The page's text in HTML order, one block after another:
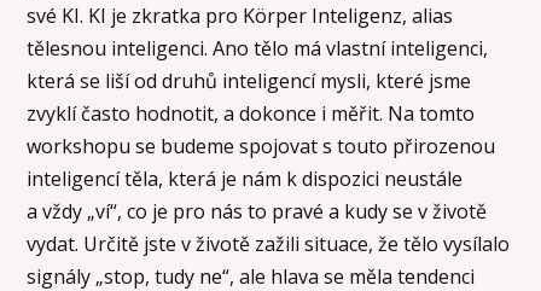
své KI. KI je zkratka pro Körper Inteligenz, alias
tělesnou inteligenci. Ano tělo má vlastní inteligenci,
která se liší od druhů inteligencí mysli, které jsme
zvyklí často hodnotit, a dokonce i měřit. Na tomto
workshopu se budeme spojovat s touto přirozenou
inteligencí těla, která je nám k dispozici neustále
a vždy „ví“, co je pro nás to pravé a kudy se v životě
vydat. Určitě jste v životě zažili situace, že tělo vysílalo
signály „stop, tudy ne“, ale hlava se měla tendenci